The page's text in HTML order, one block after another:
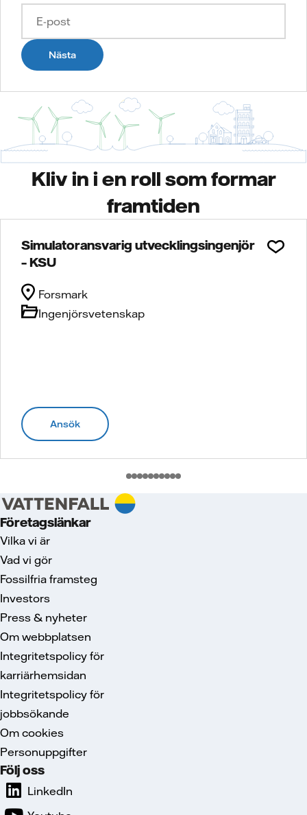
Nästa
Kliv in i en roll som formar
framtiden
Simulatoransvarig utvecklingsingenjör
– KSU
Ingenjörsvetenskap
Forsmark
Ansök
Företagslänkar
Vilka vi är
Vad vi gör
Fossilfria framsteg
Investors
Press & nyheter
Om webbplatsen
Integritetspolicy för
karriärhemsidan
Integritetspolicy för
jobbsökande
Om cookies
Personuppgifter
Följ oss
LinkedIn